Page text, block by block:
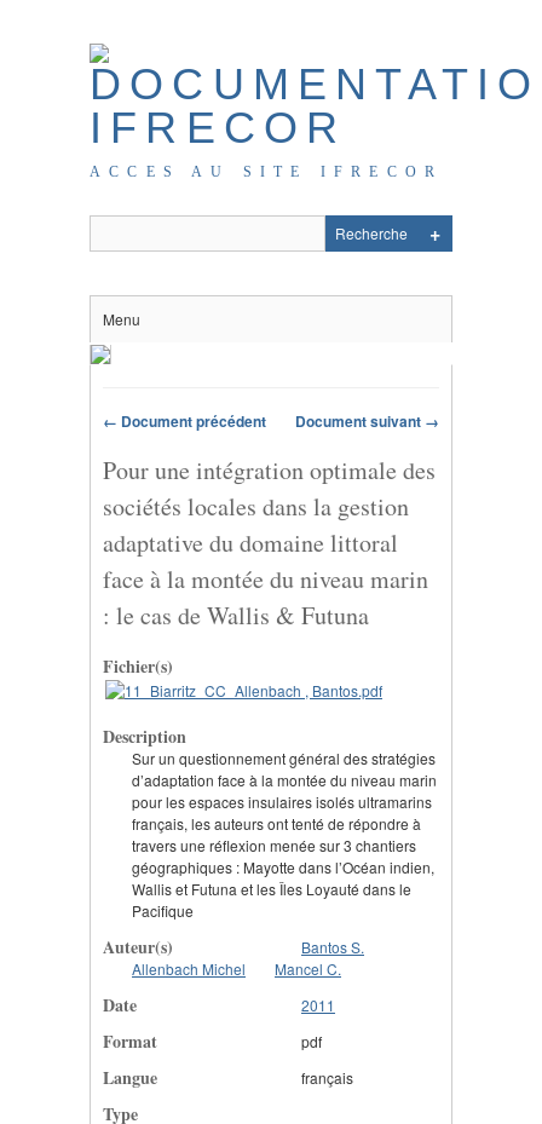
ACCES AU SITE IFRECOR
Menu
← Document précédent Document suivant →
Pour une intégration optimale des
sociétés locales dans la gestion
adaptative du domaine littoral
face à la montée du niveau marin
: le cas de Wallis & Futuna
Fichier(s)
Description
Sur un questionnement général des stratégies
d’adaptation face à la montée du niveau marin
pour les espaces insulaires isolés ultramarins
français, les auteurs ont tenté de répondre à
travers une réflexion menée sur 3 chantiers
géographiques : Mayotte dans l’Océan indien,
Wallis et Futuna et les Îles Loyauté dans le
Pacifique
Auteur(s)
Bantos S.
Allenbach Michel
Mancel C.
Date 2011
Format pdf
Langue français
Type